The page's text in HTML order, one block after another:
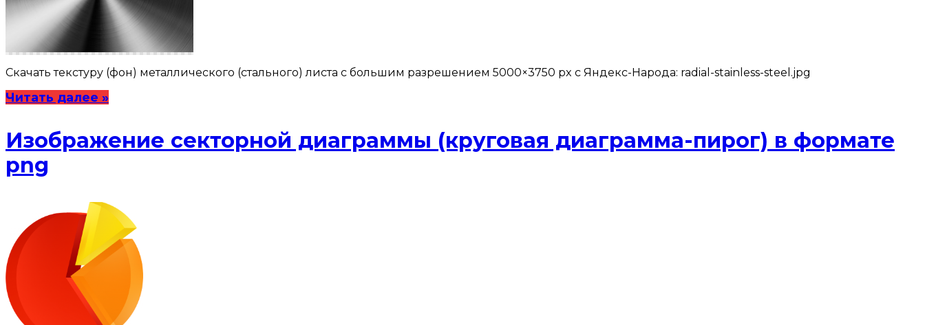
Скачать текстуру (фон) металлического (стального) листа с большим разрешением 5000×3750 px с Яндекс-Народа: radial-stainless-steel.jpg
Читать далее »
Изображение секторной диаграммы (круговая диаграмма-пирог) в формате
png